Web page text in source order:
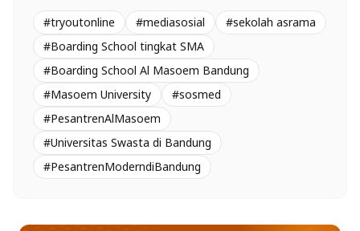
#tryoutonline #mediasosial
#sekolah asrama
#Boarding School tingkat SMA
#Boarding School Al Masoem Bandung
#Masoem University
#sosmed
#PesantrenAlMasoem
#Universitas Swasta di Bandung
#PesantrenModerndiBandung